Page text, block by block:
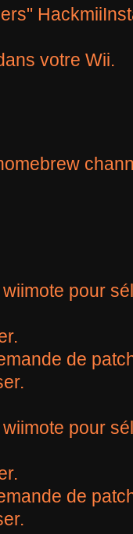
votre Wii.
pour
de
pour
de